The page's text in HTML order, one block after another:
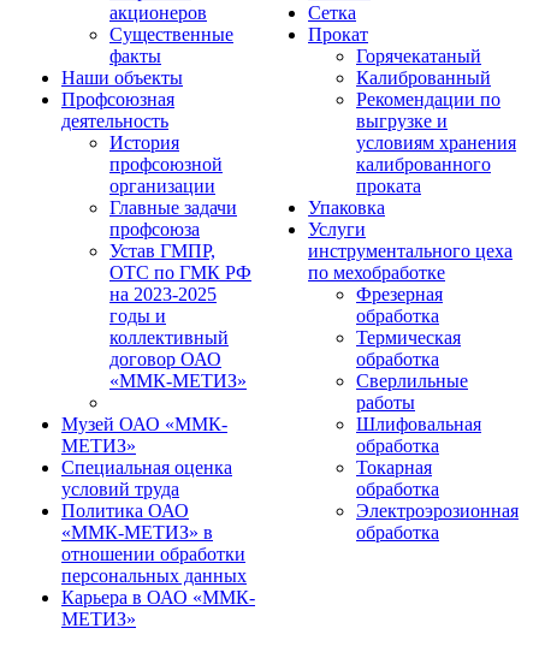
акционеров
Существенные
факты
Наши объекты
Профсоюзная
деятельность
История
профсоюзной
организации
Главные задачи
профсоюза
Устав ГМПР,
ОТС по ГМК РФ
на 2023-2025
годы и
коллективный
договор ОАО
«ММК-МЕТИЗ»
Музей ОАО «ММК-
МЕТИЗ»
Специальная оценка
условий труда
Политика ОАО
«ММК-МЕТИЗ» в
отношении обработки
персональных данных
Карьера в ОАО «ММК-
МЕТИЗ»
Сетка
Прокат
Горячекатаный
Калиброванный
Рекомендации по
выгрузке и
условиям хранения
калиброванного
проката
Упаковка
Услуги
инструментального цеха
по мехобработке
Фрезерная
обработка
Термическая
обработка
Сверлильные
работы
Шлифовальная
обработка
Токарная
обработка
Электроэрозионная
обработка